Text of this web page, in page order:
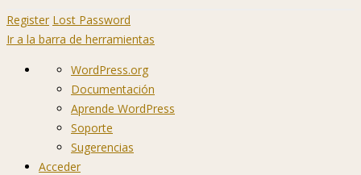
Register Lost Password
Ir a la barra de herramientas
Acerca
WordPress
WordPress.org
Documentación
Aprende WordPress
Soporte
Sugerencias
Acceder